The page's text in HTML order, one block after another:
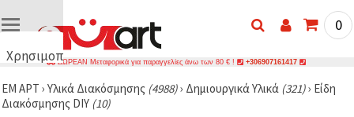
Χρησιμοποιούμε
🍪
Χρησιμοποιούμε
0
ΔΩΡΕΑΝ Μεταφορικά για παραγγελίες άνω των 80 € ! +306907161417
ΕΜ ΑΡΤ › Υλικά Διακόσμησης (4988)› Δημιουργικά Υλικά (321)› Είδη
Διακόσμησης DIY (10)